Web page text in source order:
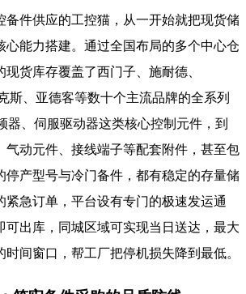
备件供应的工控猫，从一开始就把现货储
心能力搭建。通过全国布局的多个中心仓
货库存覆盖了西门子、施耐德、
斯、亚德客等数十个主流品牌的全系列
器、伺服驱动器这类核心控制元件，到
气动元件、接线端子等配套附件，甚至包
停产型号与冷门备件，都有稳定的存量储
紧急订单，平台设有专门的极速发运通
可出库，同城区域可实现当日送达，最大
间窗口，帮工厂把停机损失降到最低。